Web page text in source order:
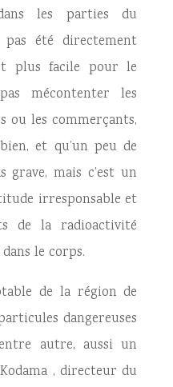
les parties du
été directement
plus facile pour le
mécontenter les
ou les commerçants,
et qu’un peu de
grave, mais c’est un
irresponsable et
de la radioactivité
le corps.
de la région de
dangereuses
autre, aussi un
, directeur du